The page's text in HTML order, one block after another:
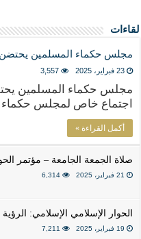
لقاءات
مجلس حكماء المسلمين يحتضن
23 فبراير، 2025 3,557
مجلس حكماء المسلمين
اجتماع خاص لمجلس
أكمل القراءة »
صلاة الجمعة الجامعة – مؤتمر
21 فبراير، 2025 6,314
الحوار الإسلامي الإسلامي: الرؤية
19 فبراير، 2025 7,211